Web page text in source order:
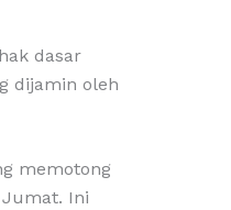
dasar
dijamin oleh
memotong
Ini